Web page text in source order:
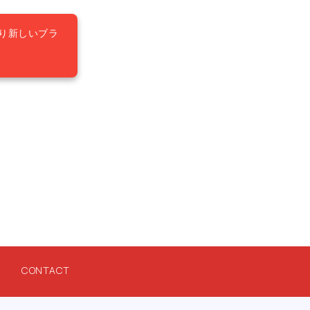
新しいブラ
CONTACT